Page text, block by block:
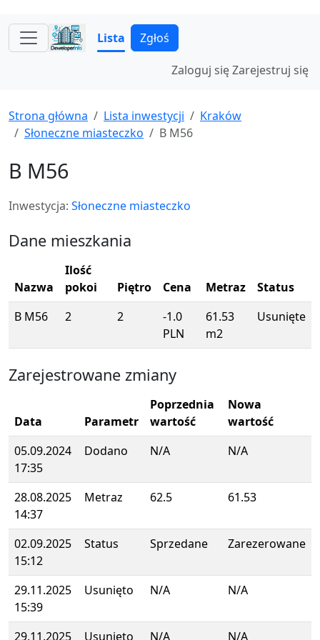
Lista Zgłoś
Zaloguj sięZarejestruj się
Strona główna Lista inwestycji
Kraków
Słoneczne miasteczko
B M56
B M56
Inwestycja: Słoneczne miasteczko
Dane mieszkania
Nazwa
Ilość
pokoi
Piętro Cena Metraz
Status
B M56
2 2
-1.0
PLN
61.53
m2
Usunięte
Zarejestrowane zmiany
Data Parametr
Poprzednia
wartość
Nowa
wartość
05.09.2024
17:35
Dodano N/A N/A
28.08.2025
14:37
Metraz 62.5 61.53
02.09.2025
15:12
Status Sprzedane Zarezerowane
29.11.2025
15:39
Usunięto N/A N/A
29.11.2025 Usunięto N/A N/A